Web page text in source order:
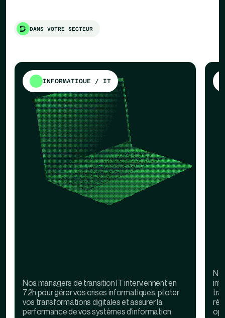
DANS VOTRE SECTEUR
INFORMATIQUE / IT
Nos managers de transition IT interviennent en
72h pour gérer vos crises informatiques, piloter
vos transformations digitales et assurer la
performance de vos systèmes d'information.